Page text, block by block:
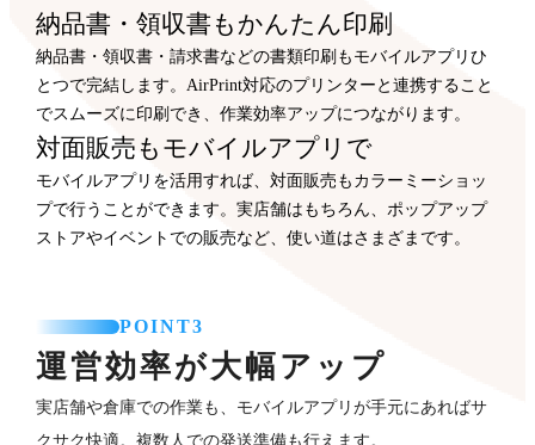
納品書・領収書もかんたん印刷
納品書・領収書・請求書などの書類印刷もモバイルアプリひ
とつで完結します。AirPrint対応のプリンターと連携すること
でスムーズに印刷でき、作業効率アップにつながります。
対面販売もモバイルアプリで
モバイルアプリを活用すれば、対面販売もカラーミーショッ
プで行うことができます。実店舗はもちろん、ポップアップ
ストアやイベントでの販売など、使い道はさまざまです。
POINT3
運営効率が大幅アップ
実店舗や倉庫での作業も、モバイルアプリが手元にあればサ
クサク快適。複数人での発送準備も行えます。